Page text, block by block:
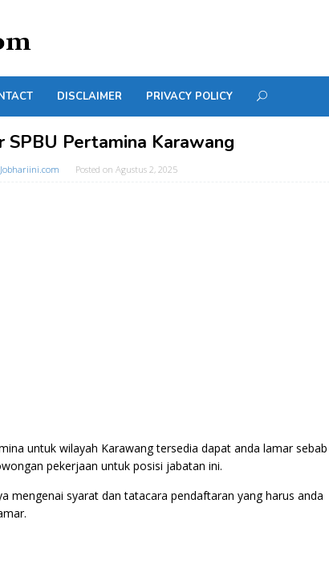
DISCLAIMER PRIVACY POLICY
SPBU Pertamina Karawang
Jobhariini.com Posted on Agustus 2, 2025
untuk wilayah Karawang tersedia dapat anda lamar sebab
pekerjaan untuk posisi jabatan ini.
mengenai syarat dan tatacara pendaftaran yang harus anda